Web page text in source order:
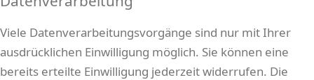
Viele Datenverarbeitungsvorgänge sind nur mit Ihrer
ausdrücklichen Einwilligung möglich. Sie können eine
bereits erteilte Einwilligung jederzeit widerrufen. Die